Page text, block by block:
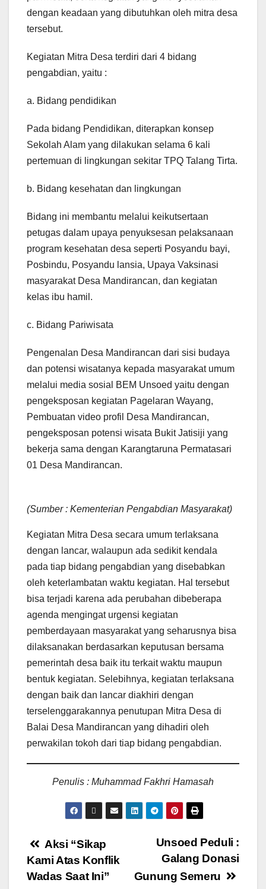
dengan keadaan yang dibutuhkan oleh mitra desa
tersebut.
Kegiatan Mitra Desa terdiri dari 4 bidang
pengabdian, yaitu :
a. Bidang pendidikan
Pada bidang Pendidikan, diterapkan konsep
Sekolah Alam yang dilakukan selama 6 kali
pertemuan di lingkungan sekitar TPQ Talang Tirta.
b. Bidang kesehatan dan lingkungan
Bidang ini membantu melalui keikutsertaan
petugas dalam upaya penyuksesan pelaksanaan
program kesehatan desa seperti Posyandu bayi,
Posbindu, Posyandu lansia, Upaya Vaksinasi
masyarakat Desa Mandirancan, dan kegiatan
kelas ibu hamil.
c. Bidang Pariwisata
Pengenalan Desa Mandirancan dari sisi budaya
dan potensi wisatanya kepada masyarakat umum
melalui media sosial BEM Unsoed yaitu dengan
pengeksposan kegiatan Pagelaran Wayang,
Pembuatan video profil Desa Mandirancan,
pengeksposan potensi wisata Bukit Jatisiji yang
bekerja sama dengan Karangtaruna Permatasari
01 Desa Mandirancan.
(Sumber : Kementerian Pengabdian Masyarakat)
Kegiatan Mitra Desa secara umum terlaksana
dengan lancar, walaupun ada sedikit kendala
pada tiap bidang pengabdian yang disebabkan
oleh keterlambatan waktu kegiatan. Hal tersebut
bisa terjadi karena ada perubahan dibeberapa
agenda mengingat urgensi kegiatan
pemberdayaan masyarakat yang seharusnya bisa
dilaksanakan berdasarkan keputusan bersama
pemerintah desa baik itu terkait waktu maupun
bentuk kegiatan. Selebihnya, kegiatan terlaksana
dengan baik dan lancar diakhiri dengan
terselenggarakannya penutupan Mitra Desa di
Balai Desa Mandirancan yang dihadiri oleh
perwakilan tokoh dari tiap bidang pengabdian.
Penulis : Muhammad Fakhri Hamasah
Unsoed Peduli :
Galang Donasi
Gunung Semeru
Aksi “Sikap
Kami Atas Konflik
Wadas Saat Ini”